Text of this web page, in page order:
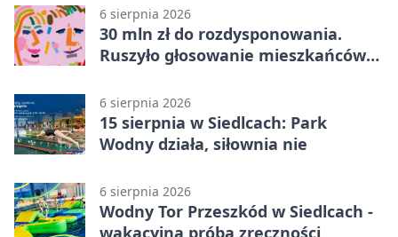
6 sierpnia 2026
30 mln zł do rozdysponowania.
Ruszyło głosowanie mieszkańców
6 sierpnia 2026
15 sierpnia w Siedlcach: Park
Wodny działa, siłownia nie
6 sierpnia 2026
Wodny Tor Przeszkód w Siedlcach -
wakacyjna próba zręczności